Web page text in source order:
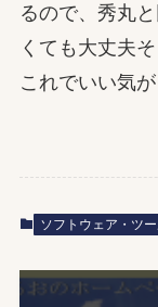
るので、秀丸
くても大丈夫
これでいい気
ソフトウェア・ツ